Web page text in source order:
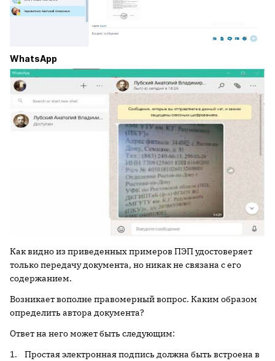
WhatsApp
Как видно из приведенных примеров ПЭП удостоверяет
только передачу документа, но никак не связана с его
содержанием.
Возникает вополне правомерный вопрос. Каким образом
определить автора документа?
Ответ на него может быть следующим:
1. Простая электронная подпись должна быть встроена в